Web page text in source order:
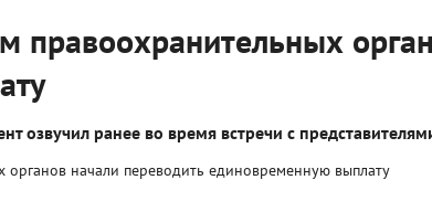
правоохранительных
озвучил ранее во время встречи с